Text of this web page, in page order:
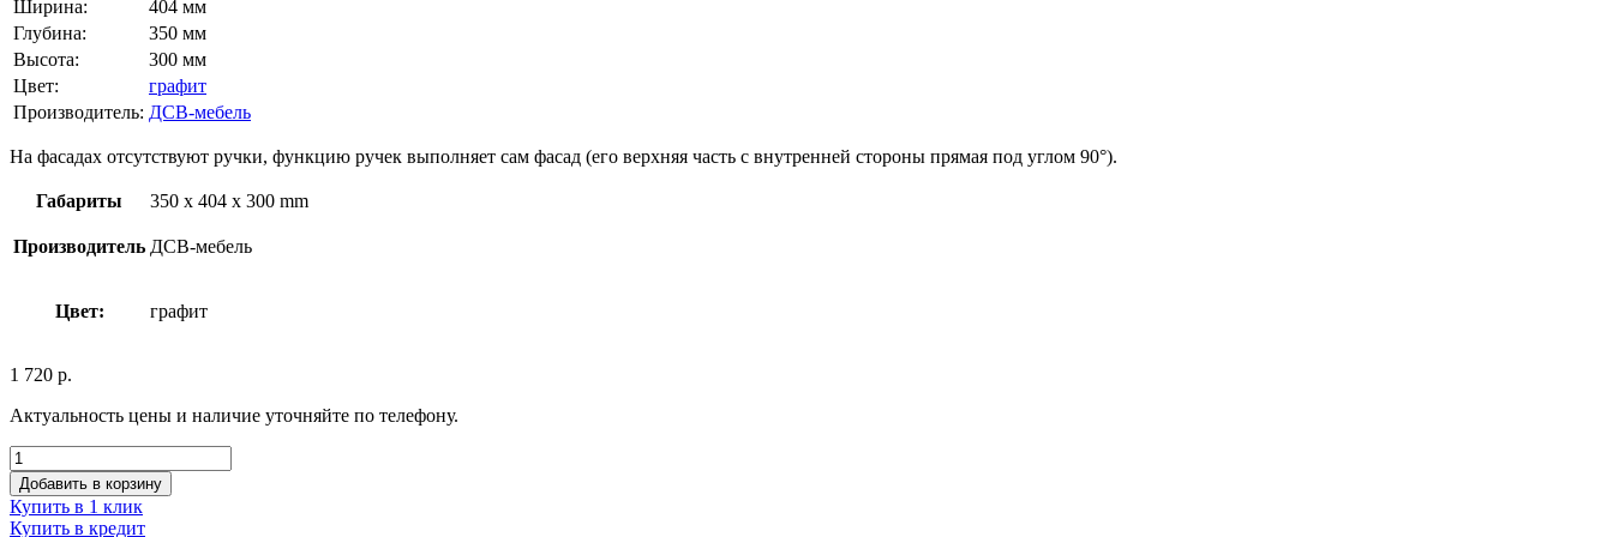
Ширина:
404 мм
Глубина:
350 мм
Высота:
300 мм
Цвет:
графит
Производитель: ДСВ-мебель
На фасадах отсутствуют ручки, функцию ручек выполняет сам фасад (его верхняя часть с внутренней стороны прямая под углом 90°).
Габариты 350 x 404 x 300 mm
Производитель ДСВ-мебель
Цвет: графит
1 720 р.
Актуальность цены и наличие уточняйте по телефону.
Добавить в корзину
Купить в 1 клик
Купить в кредит